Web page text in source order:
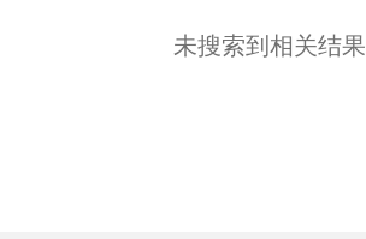
未搜索到相关结果